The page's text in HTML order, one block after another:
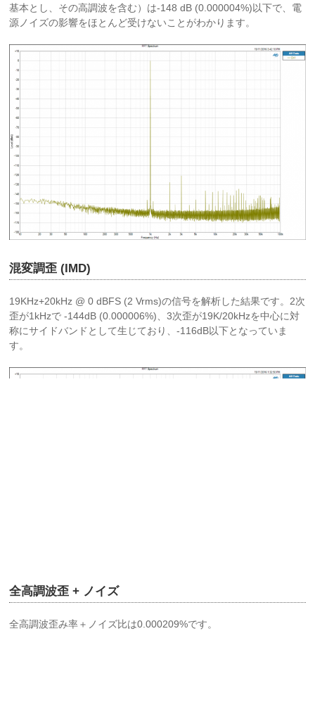
基本とし、その高調波を含む）は-148 dB (0.000004%)以下で、電
源ノイズの影響をほとんど受けないことがわかります。
混変調歪 (IMD)
19KHz+20kHz @ 0 dBFS (2 Vrms)の信号を解析した結果です。2次
歪が1kHzで -144dB (0.000006%)、3次歪が19K/20kHzを中心に対
称にサイドバンドとして生じており、-116dB以下となっていま
す。
全高調波歪 + ノイズ
全高調波歪み率＋ノイズ比は0.000209%です。